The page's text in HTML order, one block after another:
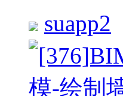
suapp2